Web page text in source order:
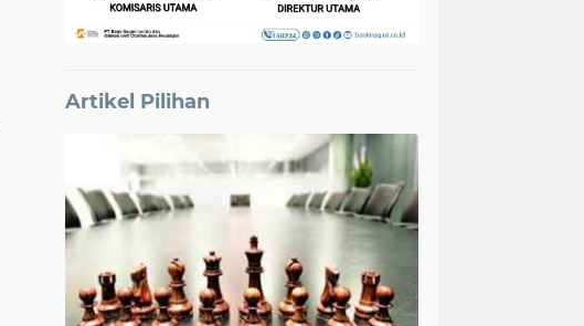
Artikel Pilihan